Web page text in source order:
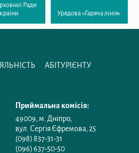
Ради
Урядова «Гаряча лінія»
АБІТУРІЄНТУ
Приймальна комісія:
49009 м. Дніпро,
вул. Сергія Єфремова, 25
(098) 837-31-31
(096) 637-50-50